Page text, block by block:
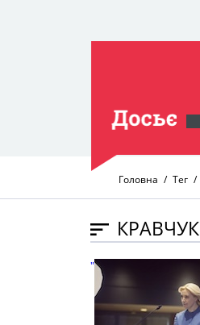
Головна Тег
КРАВЧУК
" />